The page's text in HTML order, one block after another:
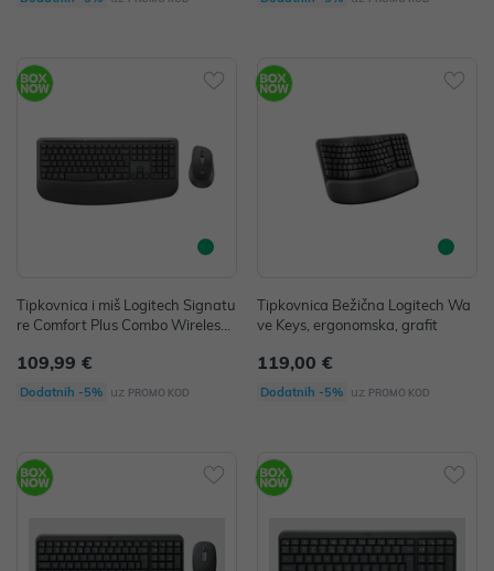
Tipkovnica i miš Logitech Signatu
re Comfort Plus Combo Wireless
109,99 €
Dodatnih -5% uz PROMO KOD
Tipkovnica Bežična Logitech Wa
ve Keys, ergonomska, grafit
119,00 €
Dodatnih -5% uz PROMO KOD